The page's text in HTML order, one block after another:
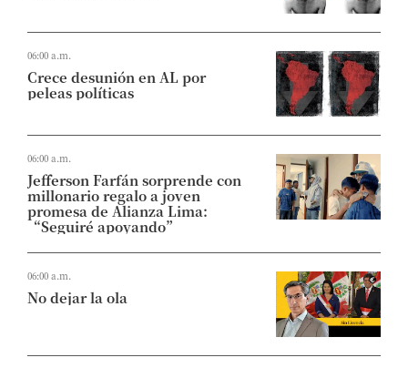
06:00 a.m.
Crece desunión en AL por
peleas políticas
06:00 a.m.
Jefferson Farfán sorprende con
millonario regalo a joven
promesa de Alianza Lima:
“Seguiré apoyando”
06:00 a.m.
No dejar la ola